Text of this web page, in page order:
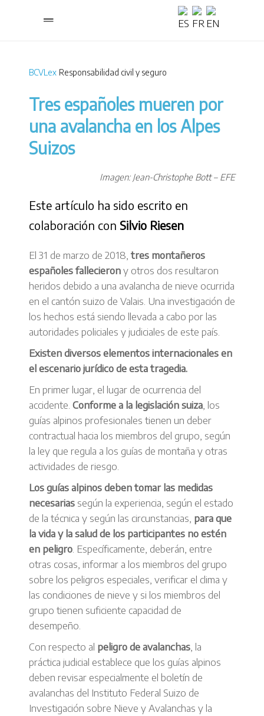
BCVLex Responsabilidad civil y seguro
Tres españoles mueren por
una avalancha en los Alpes
Suizos
Imagen: Jean-Christophe Bott – EFE
Este artículo ha sido escrito en
colaboración con Silvio Riesen
El 31 de marzo de 2018, tres montañeros
españoles fallecierony otros dos resultaron
heridos debido a una avalancha de nieve ocurrida
en el cantón suizo de Valais. Una investigación de
los hechos está siendo llevada a cabo por las
autoridades policiales y judiciales de este país.
Existen diversos elementos internacionales en
el escenario jurídico de esta tragedia.
En primer lugar, el lugar de ocurrencia del
accidente. Conforme a la legislación suiza , los
guías alpinos profesionales tienen un deber
contractual hacia los miembros del grupo, según
la ley que regula a los guías de montaña y otras
actividades de riesgo.
Los guías alpinos deben tomar las medidas
necesarias según la experiencia, según el estado
de la técnica y según las circunstancias, para que
la vida y la salud de los participantes no estén
en peligro . Específicamente, deberán, entre
otras cosas, informar a los miembros del grupo
sobre los peligros especiales, verificar el clima y
las condiciones de nieve y si los miembros del
grupo tienen suficiente capacidad de
desempeño.
Con respecto al peligro de avalanchas , la
práctica judicial establece que los guías alpinos
deben revisar especialmente el boletín de
avalanchas del Instituto Federal Suizo de
Investigación sobre Nieve y Avalanchas y la